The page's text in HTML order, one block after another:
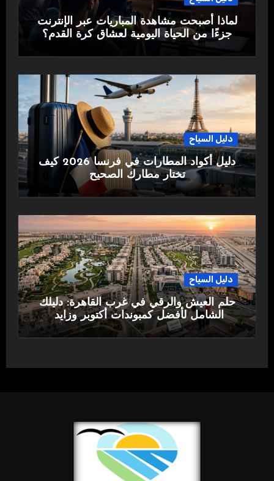
لماذا أصبحت مشاهدة المباريات عبر الإنترنت
جزءًا من الحياة اليومية لعشاق كرة القدم؟
دليل السياح
دليل أكواد المطارات في فرنسا 2026 كيف
تختار مطارك الصحيح
دليل السياح
حلم العيش والرقي في غرب القاهرة: دليلك
الشامل لأفضل كمبوندات أكتوبر وزايد